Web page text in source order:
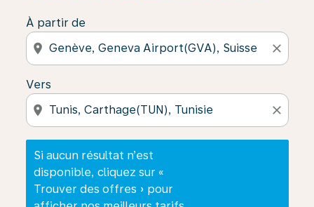
À partir de
location_on close
Vers
location_on close
Si aucun résultat n’est
disponible, cliquez sur «
Trouver des offres » pour